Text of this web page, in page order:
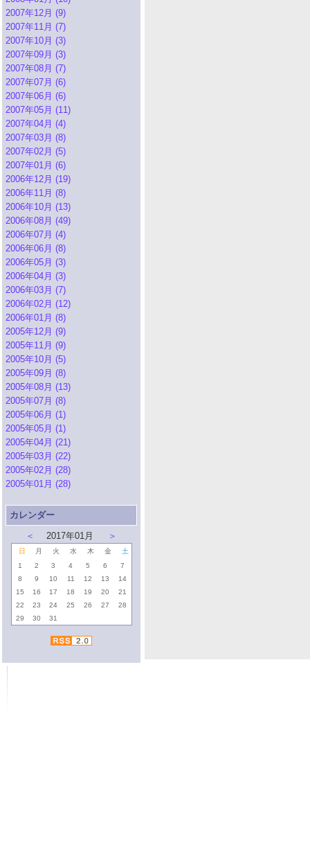
2007年12月 (9)
2007年11月 (7)
2007年10月 (3)
2007年09月 (3)
2007年08月 (7)
2007年07月 (6)
2007年06月 (6)
2007年05月 (11)
2007年04月 (4)
2007年03月 (8)
2007年02月 (5)
2007年01月 (6)
2006年12月 (19)
2006年11月 (8)
2006年10月 (13)
2006年08月 (49)
2006年07月 (4)
2006年06月 (8)
2006年05月 (3)
2006年04月 (3)
2006年03月 (7)
2006年02月 (12)
2006年01月 (8)
2005年12月 (9)
2005年11月 (9)
2005年10月 (5)
2005年09月 (8)
2005年08月 (13)
2005年07月 (8)
2005年06月 (1)
2005年05月 (1)
2005年04月 (21)
2005年03月 (22)
2005年02月 (28)
2005年01月 (28)
カレンダー
＜
2017年01月 ＞
日 月 火 水 木 金
土
1
2 3 4 5 6
7
8
9 10 11 12 13
14
15
16 17 18 19 20
21
22
23 24 25 26 27
28
29
30 31